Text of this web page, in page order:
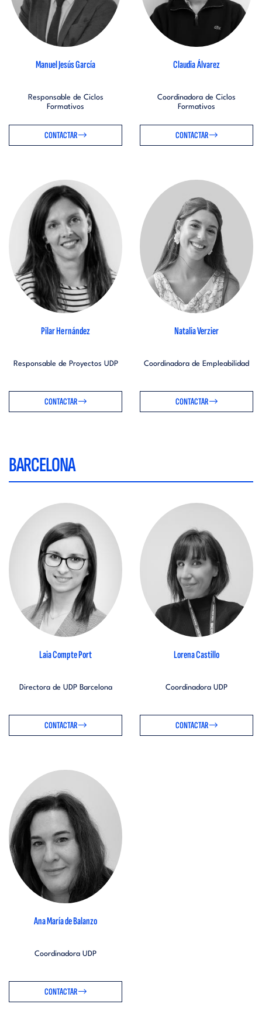
Manuel Jesús García
Responsable de Ciclos
Formativos
CONTACTAR
Claudia Álvarez
Coordinadora de Ciclos
Formativos
CONTACTAR
Pilar Hernández
Responsable de Proyectos UDP
CONTACTAR
Natalia Verzier
Coordinadora de Empleabilidad
CONTACTAR
BARCELONA
Laia Compte Port
Directora de UDP Barcelona
CONTACTAR
Lorena Castillo
Coordinadora UDP
CONTACTAR
Ana María de Balanzo
Coordinadora UDP
CONTACTAR